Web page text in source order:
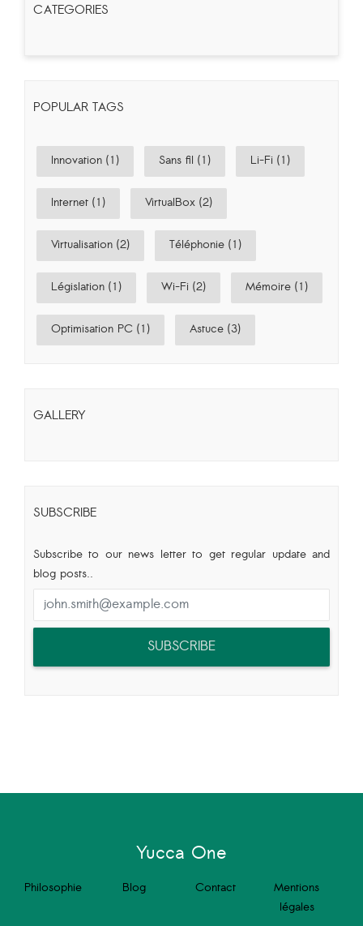
CATEGORIES
POPULAR TAGS
Innovation (1) Sans fil (1) Li-Fi (1)
Internet (1) VirtualBox (2)
Virtualisation (2) Téléphonie (1)
Législation (1) Wi-Fi (2) Mémoire (1)
Optimisation PC (1) Astuce (3)
GALLERY
SUBSCRIBE
Subscribe to our news letter to get regular update and
blog posts..
SUBSCRIBE
Yucca One
Philosophie Blog Contact
Mentions
légales